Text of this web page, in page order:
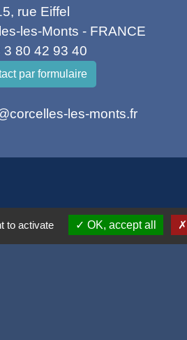
rue Eiffel
les-Monts - FRANCE
3 80 42 93 40
par formulaire
les-monts.fr
to activate OK, accept all